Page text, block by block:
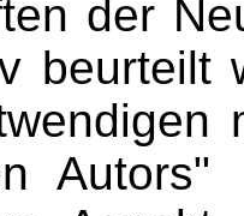
der
beurteilt